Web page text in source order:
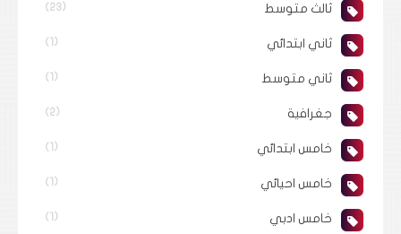
ثالث متوسط (23)
ثاني ابتدائي (1)
ثاني متوسط (1)
جغرافية (2)
خامس ابتدائي (1)
خامس احيائي (1)
خامس ادبي (1)